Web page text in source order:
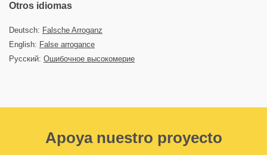
Otros idiomas
Deutsch: Falsche Arroganz
English: False arrogance
Русский: Ошибочное высокомерие
Apoya nuestro proyecto